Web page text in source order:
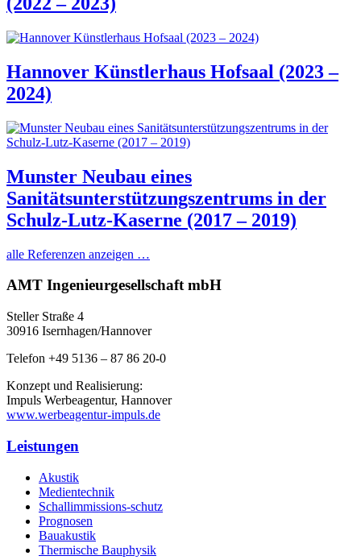
Hannover Künstlerhaus Hofsaal (2023 –
2024)
Munster Neubau eines
Sanitätsunterstützungszentrums in der
Schulz-Lutz-Kaserne (2017 – 2019)
alle Referenzen anzeigen …
AMT Ingenieurgesellschaft mbH
Steller Straße 4
30916 Isernhagen/Hannover
Telefon +49 5136 – 87 86 20-0
Konzept und Realisierung:
Impuls Werbeagentur, Hannover
www.werbeagentur-impuls.de
Leistungen
Akustik
Medientechnik
Schallimmissions-schutz
Prognosen
Bauakustik
Thermische Bauphysik